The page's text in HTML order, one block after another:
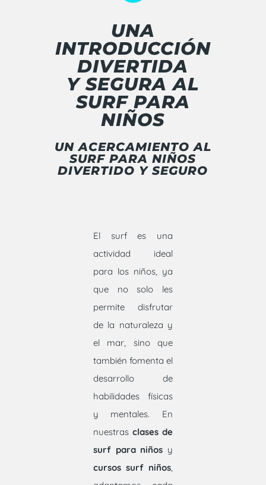
UNA
INTRODUCCIÓN
DIVERTIDA
Y SEGURA AL
SURF PARA
NIÑOS
UN ACERCAMIENTO AL
SURF PARA NIÑOS
DIVERTIDO Y SEGURO
El surf es una
actividad ideal
para los niños, ya
que no solo les
permite disfrutar
de la naturaleza y
el mar, sino que
también fomenta el
desarrollo de
habilidades físicas
y mentales. En
nuestras clases de
surf para niños y
cursos surf niños,